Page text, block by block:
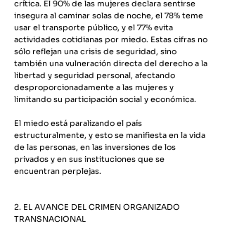
crítica. El 90% de las mujeres declara sentirse
insegura al caminar solas de noche, el 78% teme
usar el transporte público, y el 77% evita
actividades cotidianas por miedo. Estas cifras no
sólo reflejan una crisis de seguridad, sino
también una vulneración directa del derecho a la
libertad y seguridad personal, afectando
desproporcionadamente a las mujeres y
limitando su participación social y económica.
El miedo está paralizando el país
estructuralmente, y esto se manifiesta en la vida
de las personas, en las inversiones de los
privados y en sus instituciones que se
encuentran perplejas.
2. EL AVANCE DEL CRIMEN ORGANIZADO
TRANSNACIONAL